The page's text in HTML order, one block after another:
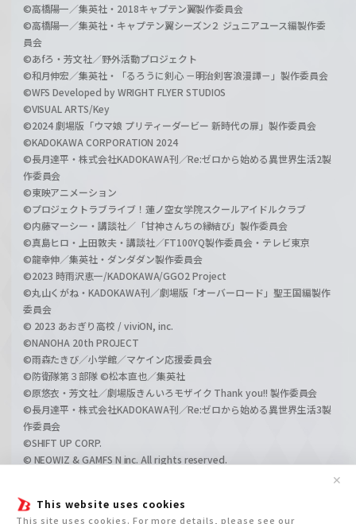
This website uses cookies
This site uses cookies. For more details, please see our
✕
©高橋陽一／集英社・2018キャプテン翼製作委員会
©高橋陽一／集英社・キャプテン翼シーズン２ ジュニアユース編製作委
員会
©あfろ・芳文社／野外活動プロジェクト
©和月伸宏／集英社・「るろうに剣心 －明治剣客浪漫譚－」製作委員会
©WFS Developed by WRIGHT FLYER STUDIOS
©VISUAL ARTS/Key
©2024 劇場版「ウマ娘 プリティーダービー 新時代の扉」製作委員会
©KADOKAWA CORPORATION 2024
©長月達平・株式会社KADOKAWA刊／Re:ゼロから始める異世界生活2製
作委員会
©東映アニメーション
©プロジェクトラブライブ！蓮ノ空女学院スクールアイドルクラブ
©内藤マーシー・講談社／「甘神さんちの縁結び」製作委員会
©真島ヒロ・上田敦夫・講談社／FT100YQ製作委員会・テレビ東京
©龍幸伸／集英社・ダンダダン製作委員会
©2023 時雨沢恵一/KADOKAWA/GGO2 Project
©丸山くがね・KADOKAWA刊／劇場版「オーバーロード」聖王国編製作
委員会
© 2023 あおぎり高校 / viviON, inc.
©NANOHA 20th PROJECT
©雨森たきび／小学館／マケイン応援委員会
©防衛隊第３部隊 ©松本直也／集英社
©原悠衣・芳文社／劇場版きんいろモザイク Thank you!! 製作委員会
©長月達平・株式会社KADOKAWA刊／Re:ゼロから始める異世界生活3製
作委員会
©SHIFT UP CORP.
© NEOWIZ & GAMFS N inc. All rights reserved.
©GIRLS und PANZER Film Projekt